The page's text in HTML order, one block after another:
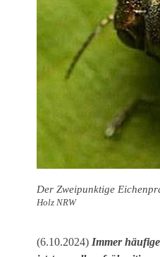
Der Zweipunktige
Holz NRW
(6.10.2024) Immer